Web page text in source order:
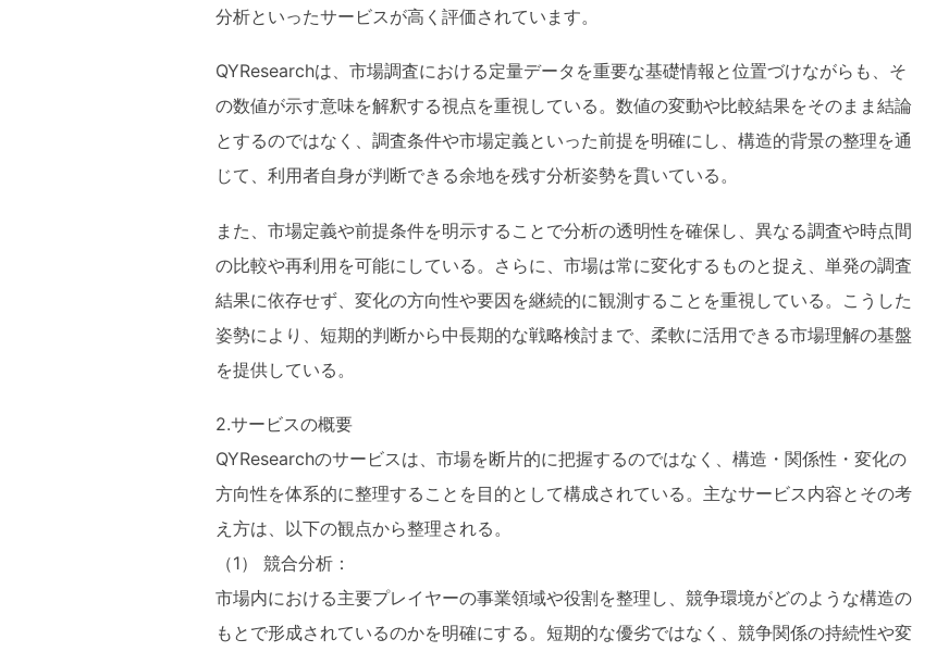
分析といったサービスが高く評価されています。
QYResearchは、市場調査における定量データを重要な基礎情報と位置づけながらも、そ
の数値が示す意味を解釈する視点を重視している。数値の変動や比較結果をそのまま結論
とするのではなく、調査条件や市場定義といった前提を明確にし、構造的背景の整理を通
じて、利用者自身が判断できる余地を残す分析姿勢を貫いている。
また、市場定義や前提条件を明示することで分析の透明性を確保し、異なる調査や時点間
の比較や再利用を可能にしている。さらに、市場は常に変化するものと捉え、単発の調査
結果に依存せず、変化の方向性や要因を継続的に観測することを重視している。こうした
姿勢により、短期的判断から中長期的な戦略検討まで、柔軟に活用できる市場理解の基盤
を提供している。
2.サービスの概要
QYResearchのサービスは、市場を断片的に把握するのではなく、構造・関係性・変化の
方向性を体系的に整理することを目的として構成されている。主なサービス内容とその考
え方は、以下の観点から整理される。
（1） 競合分析：
市場内における主要プレイヤーの事業領域や役割を整理し、競争環境がどのような構造の
もとで形成されているのかを明確にする。短期的な優劣ではなく、競争関係の持続性や変